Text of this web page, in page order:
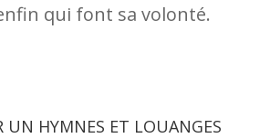
qui font sa volonté.
UN HYMNES ET LOUANGES